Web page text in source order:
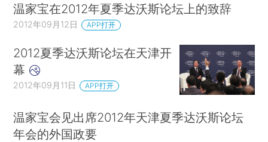
温家宝在2012年夏季达沃斯论坛上的致辞
2012年09月12日 APP打开
2012夏季达沃斯论坛在天津开
幕
2012年09月11日 APP打开
温家宝会见出席2012年天津夏季达沃斯论坛
年会的外国政要